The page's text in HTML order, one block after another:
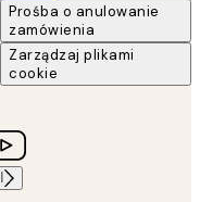
Prośba o anulowanie
zamówienia
Zarządzaj plikami
cookie